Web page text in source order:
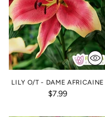
LILY O/T - DAME AFRICAINE
$7.99